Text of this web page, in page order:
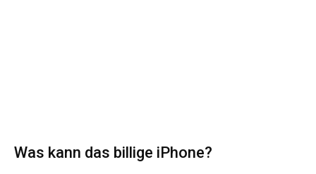
Was kann das billige iPhone?